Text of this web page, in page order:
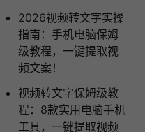
2026视频转文字实操
指南：手机电脑保姆
级教程，一键提取视
频文案！
视频转文字保姆级教
程：8款实用电脑手机
工具，一键提取视频